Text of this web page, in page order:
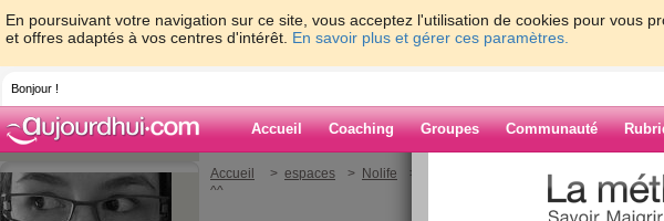
En poursuivant votre navigation sur ce site, vous acceptez l'utilisation de cookies pour vous
et offres adaptés à vos centres d'intérêt. En savoir plus et gérer ces paramètres.
Bonjour !
Accueil Coaching Groupes Communauté
Accueil > espaces > Nolife
> après plusieurs tentatives... oui ça
^^